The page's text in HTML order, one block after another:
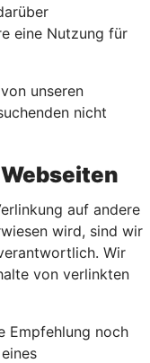
eine Nutzung für
unseren
nicht
auf andere
wird, sind wir
Wir
von verlinkten
Empfehlung noch